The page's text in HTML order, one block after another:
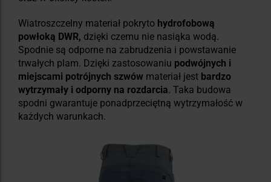
Wiatroszczelny materiał pokryto hydrofobową
powłoką DWR, dzięki czemu nie nasiąka wodą.
Spodnie są odporne na zabrudzenia i powstawanie
trwałych plam. Dzięki zastosowaniu podwójnych i
miejscami potrójnych szwów materiał jest bardzo
wytrzymały i odporny na rozdarcia. Taka budowa
spodni gwarantuje ponadprzeciętną wytrzymałość w
każdych warunkach.